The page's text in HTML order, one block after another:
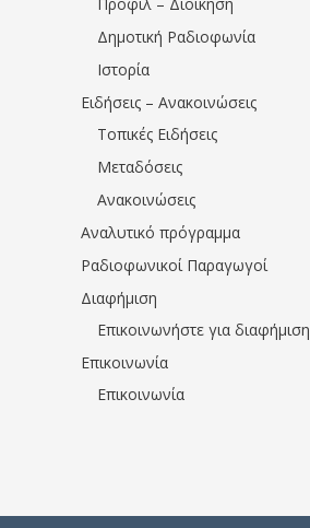
Δημοτική Ραδιοφωνία
Ιστορία
Ειδήσεις – Ανακοινώσεις
Τοπικές Ειδήσεις
Μεταδόσεις
Ανακοινώσεις
Αναλυτικό πρόγραμμα
Ραδιοφωνικοί Παραγωγοί
Διαφήμιση
Επικοινωνήστε για διαφήμιση
Επικοινωνία
Επικοινωνία